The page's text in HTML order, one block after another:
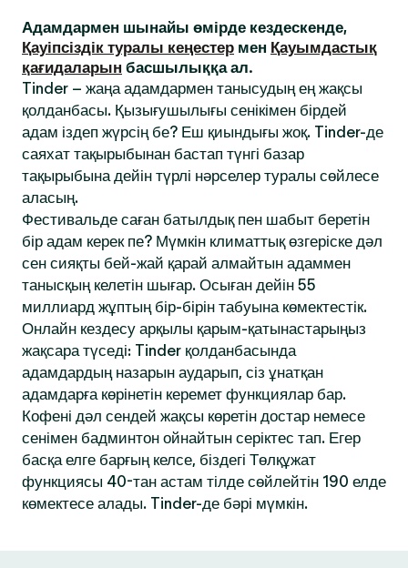
Адамдармен шынайы өмірде кездескенде,
Қауіпсіздік туралы кеңестер мен Қауымдастық
қағидаларын басшылыққа ал.
Tinder – жаңа адамдармен танысудың ең жақсы
қолданбасы. Қызығушылығы сенікімен бірдей
адам іздеп жүрсің бе? Еш қиындығы жоқ. Tinder-де
саяхат тақырыбынан бастап түнгі базар
тақырыбына дейін түрлі нәрселер туралы сөйлесе
аласың.
Фестивальде саған батылдық пен шабыт беретін
бір адам керек пе? Мүмкін климаттық өзгеріске дәл
сен сияқты бей-жай қарай алмайтын адаммен
танысқың келетін шығар. Осыған дейін 55
миллиард жұптың бір-бірін табуына көмектестік.
Онлайн кездесу арқылы қарым-қатынастарыңыз
жақсара түседі: Tinder қолданбасында
адамдардың назарын аударып, сіз ұнатқан
адамдарға көрінетін керемет функциялар бар.
Кофені дәл сендей жақсы көретін достар немесе
сенімен бадминтон ойнайтын серіктес тап. Егер
басқа елге барғың келсе, біздегі Төлқұжат
функциясы 40-тан астам тілде сөйлейтін 190 елде
көмектесе алады. Tinder-де бәрі мүмкін.